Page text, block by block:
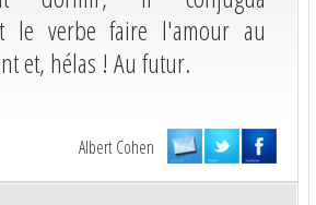
le verbe faire l'amour au
et, hélas ! Au futur.
Albert Cohen